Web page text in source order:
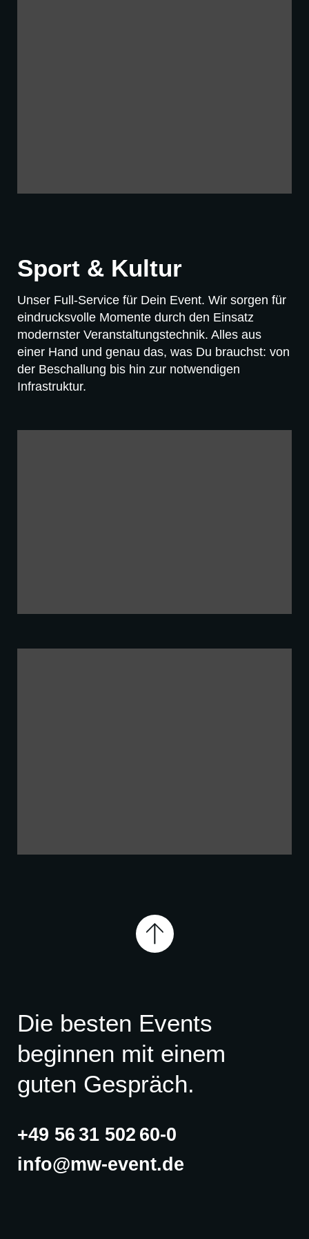
Sport & Kultur
Unser Full-Service für Dein Event. Wir sorgen für
eindrucksvolle Momente durch den Einsatz
modernster Veranstaltungstechnik. Alles aus
einer Hand und genau das, was Du brauchst: von
der Beschallung bis hin zur notwendigen
Infrastruktur.
Die besten Events
beginnen mit einem
guten Gespräch.
+49 56 31 502 60-0
info@mw-event.de